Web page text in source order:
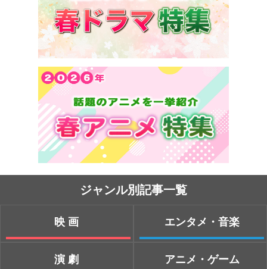
ジャンル別記事一覧
映画
演劇
エンタメ・音楽
アニメ・ゲーム